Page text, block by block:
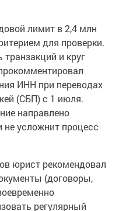
лимит в 2,4 млн
для проверки.
и круг
ИНН при переводах
(СБП) с 1 июля.
направлено
усложнит процесс
юрист рекомендовал
(договоры,
регулярный